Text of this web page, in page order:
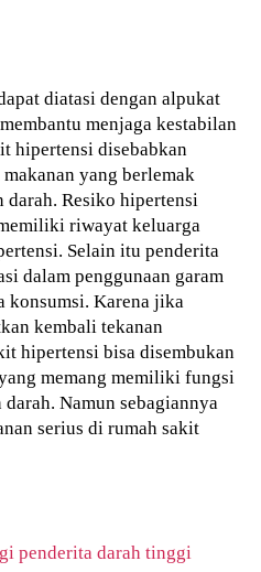
diatasi dengan alpukat
menjaga kestabilan
hipertensi disebabkan
yang berlemak
Resiko hipertensi
riwayat keluarga
Selain itu penderita
dalam penggunaan garam
konsumsi. Karena jika
kembali tekanan
hipertensi bisa disembukan
memang memiliki fungsi
Namun sebagiannya
serius di rumah sakit
penderita darah tinggi